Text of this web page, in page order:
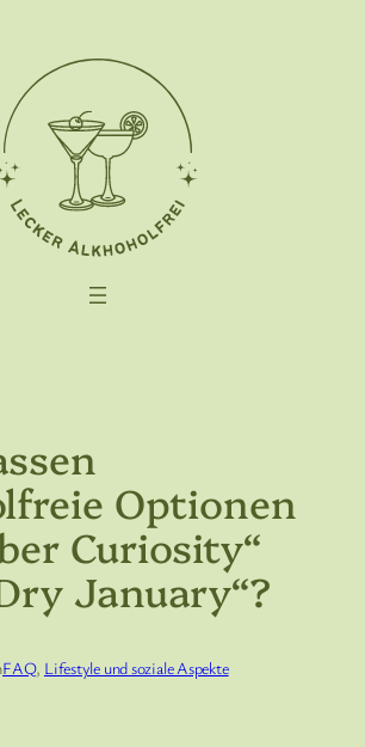
Optionen
Curiosity“
January“?
FAQ, Lifestyle und soziale Aspekte